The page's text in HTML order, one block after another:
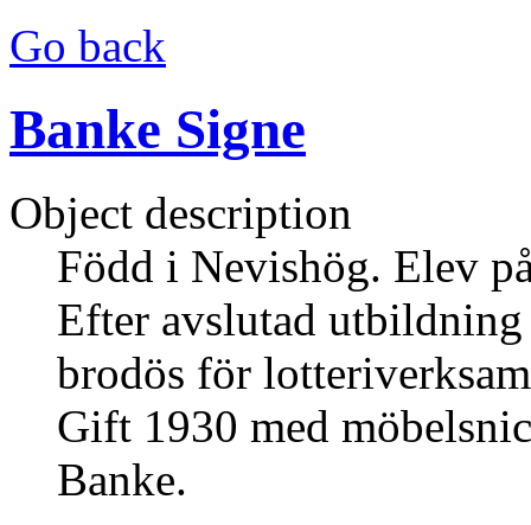
Go back
Banke Signe
Object description
Född i Nevishög. Elev
Efter avslutad
brodös för
Gift 1930 med
Banke.